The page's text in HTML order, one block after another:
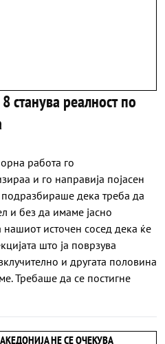
станува реалност по
работа го
и го направија појасен
дека треба да
и без да имаме јасно
источен сосед дека ќе
што ја поврзува
и другата половина
Требаше да се постигне